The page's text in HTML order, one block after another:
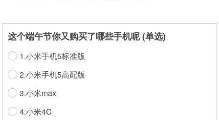
这个端午节你又购买了哪些手机呢 (单选)
1.小米手机5标准版
2.小米手机5高配版
3.小米max
4.小米4C